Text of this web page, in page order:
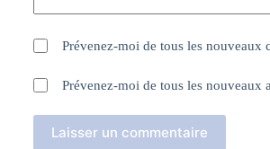
Prévenez-moi de tous les nouveaux
Prévenez-moi de tous les nouveaux
Laisser un commentaire